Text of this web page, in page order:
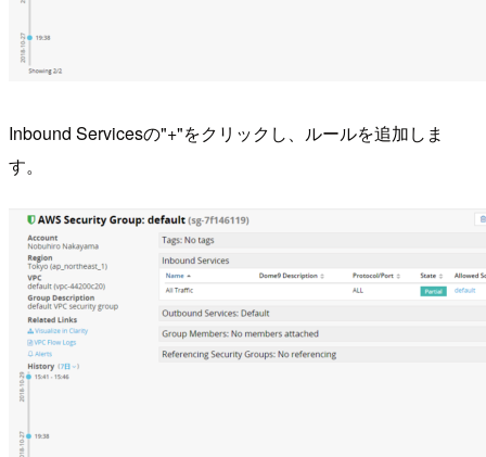
Inbound Servicesの"+"をクリックし、ルールを追加しま
す。